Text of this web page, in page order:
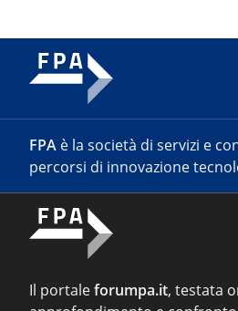
FPA è la società di servizi e
percorsi di innovazione
Il portaleforumpa.it, testata